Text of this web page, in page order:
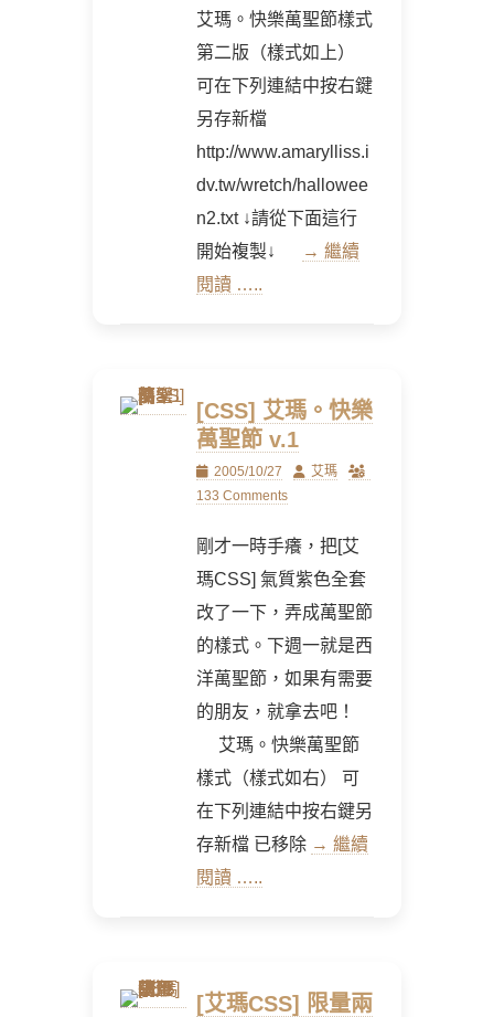
艾瑪。快樂萬聖節樣式
第二版（樣式如上）
可在下列連結中按右鍵
另存新檔
http://www.amarylliss.i
dv.tw/wretch/hallowee
n2.txt ↓請從下面這行
開始複製↓
→ 繼續
閱讀 …..
[CSS] 艾瑪。快樂
萬聖節 v.1
Posted
on
2005/10/27 Author
艾瑪
133 Comments
剛才一時手癢，把[艾
瑪CSS] 氣質紫色全套
改了一下，弄成萬聖節
的樣式。下週一就是西
洋萬聖節，如果有需要
的朋友，就拿去吧！
艾瑪。快樂萬聖節
樣式（樣式如右） 可
在下列連結中按右鍵另
存新檔 已移除 → 繼續
閱讀 …..
[艾瑪CSS] 限量兩